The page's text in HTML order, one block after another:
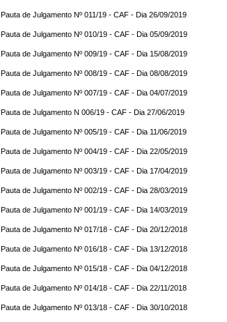
Pauta de Julgamento Nº 011/19 - CAF - Dia 26/09/2019
Pauta de Julgamento Nº 010/19 - CAF - Dia 05/09/2019
Pauta de Julgamento Nº 009/19 - CAF - Dia 15/08/2019
Pauta de Julgamento Nº 008/19 - CAF - Dia 08/08/2019
Pauta de Julgamento Nº 007/19 - CAF - Dia 04/07/2019
Pauta de Julgamento N 006/19 - CAF - Dia 27/06/2019
Pauta de Julgamento Nº 005/19 - CAF - Dia 11/06/2019
Pauta de Julgamento Nº 004/19 - CAF - Dia 22/05/2019
Pauta de Julgamento Nº 003/19 - CAF - Dia 17/04/2019
Pauta de Julgamento Nº 002/19 - CAF - Dia 28/03/2019
Pauta de Julgamento Nº 001/19 - CAF - Dia 14/03/2019
Pauta de Julgamento Nº 017/18 - CAF - Dia 20/12/2018
Pauta de Julgamento Nº 016/18 - CAF - Dia 13/12/2018
Pauta de Julgamento Nº 015/18 - CAF - Dia 04/12/2018
Pauta de Julgamento Nº 014/18 - CAF - Dia 22/11/2018
Pauta de Julgamento Nº 013/18 - CAF - Dia 30/10/2018